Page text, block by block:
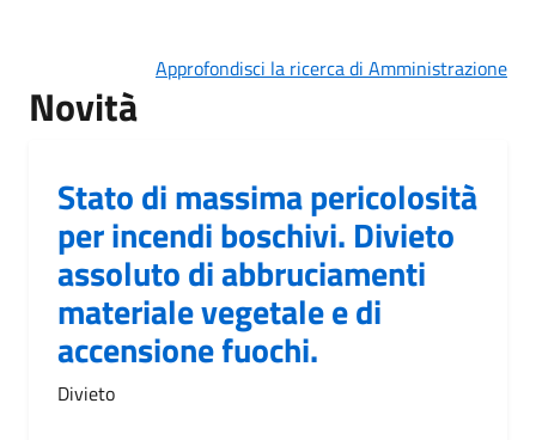
Approfondisci la ricerca di Amministrazione
Novità
Stato di massima pericolosità
per incendi boschivi. Divieto
assoluto di abbruciamenti
materiale vegetale e di
accensione fuochi.
Divieto